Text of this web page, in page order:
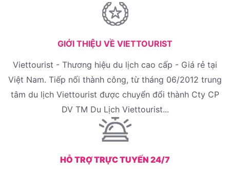
GIỚI THIỆU VỀ VIETTOURIST
Viettourist - Thương hiệu du lịch cao cấp - Giá rẻ tại
Việt Nam. Tiếp nối thành công, từ tháng 06/2012 trung
tâm du lịch Viettourist được chuyển đổi thành Cty CP
DV TM Du Lịch Viettourist...
HỖ TRỢ TRỰC TUYẾN 24/7